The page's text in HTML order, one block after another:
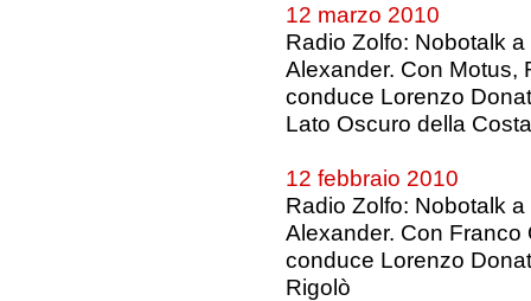
12 marzo 2010
Radio Zolfo: Nobotalk
Alexander. Con Motus,
conduce Lorenzo
Lato Oscuro della Costa
12 febbraio 2010
Radio Zolfo: Nobotalk
Alexander. Con Franco
conduce Lorenzo
Rigolò